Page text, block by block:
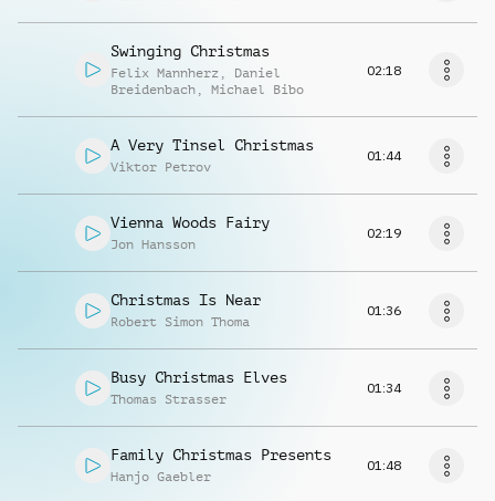
Swinging Christmas
Felix Mannherz , Daniel
Breidenbach , Michael Bibo
02:18
A Very Tinsel Christmas
Viktor Petrov
01:44
Vienna Woods Fairy
Jon Hansson
02:19
Christmas Is Near
Robert Simon Thoma
01:36
Busy Christmas Elves
Thomas Strasser
01:34
Family Christmas Presents
Hanjo Gaebler
01:48